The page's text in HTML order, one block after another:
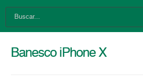
Banesco iPhone X